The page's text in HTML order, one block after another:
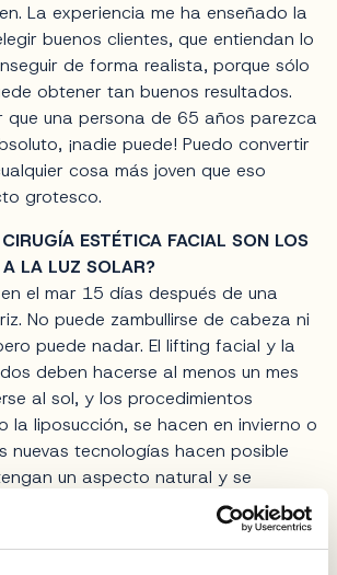
La experiencia me ha enseñado la
buenos clientes, que entiendan lo
de forma realista, porque sólo
obtener tan buenos resultados.
que una persona de 65 años parezca
¡nadie puede! Puedo convertir
cosa más joven que eso
grotesco.
ESTÉTICA FACIAL SON LOS
A LA LUZ SOLAR?
el mar 15 días después de una
No puede zambullirse de cabeza ni
puede nadar. El lifting facial y la
deben hacerse al menos un mes
al sol, y los procedimientos
la liposucción, se hacen en invierno o
nuevas tecnologías hacen posible
un aspecto natural y se
Es aconsejable realizar un
postoperatorio, ya que estimula la
por lo que los clientes deben